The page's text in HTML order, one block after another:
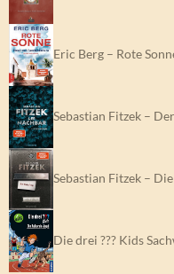
Eric Berg – Rote
Sebastian Fitzek –
Sebastian Fitzek –
Die drei ??? Kids